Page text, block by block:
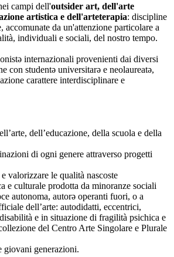
campi dell'outsider art, dell'arte
artistica e dell'arteterapia: discipline
accomunate da un'attenzione particolare a
individuali e sociali, del nostro tempo.
internazionali provenienti dai diversi
con studentə universitarə e neolaureatə,
carattere interdisciplinare e
dell’educazione, della scuola e della
di ogni genere attraverso progetti
valorizzare le qualità nascoste
e culturale prodotta da minoranze sociali
autonoma, autorə operanti fuori, o a
dell’arte: autodidatti, eccentrici,
e in situazione di fragilità psichica e
del Centro Arte Singolare e Plurale
giovani generazioni.